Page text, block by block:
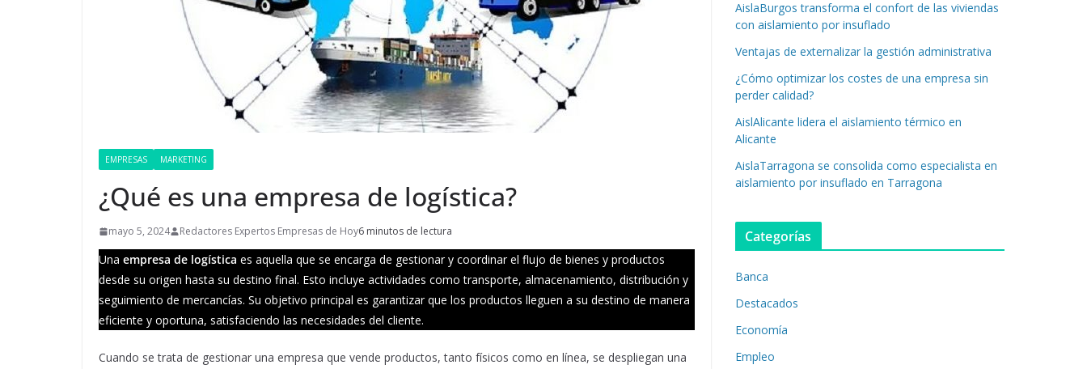
EMPRESAS MARKETING
¿Qué es una empresa de logística?
mayo 5, 2024 Redactores Expertos Empresas de Hoy6 minutos de lectura
Una empresa de logística es aquella que se encarga de gestionar y coordinar el flujo de bienes y productos
desde su origen hasta su destino final. Esto incluye actividades como transporte, almacenamiento, distribución y
seguimiento de mercancías. Su objetivo principal es garantizar que los productos lleguen a su destino de manera
eficiente y oportuna, satisfaciendo las necesidades del cliente.
Cuando se trata de gestionar una empresa que vende productos, tanto físicos como en línea, se despliegan una
AislaBurgos transforma el confort de las viviendas
con aislamiento por insuflado
Ventajas de externalizar la gestión administrativa
¿Cómo optimizar los costes de una empresa sin
perder calidad?
AislAlicante lidera el aislamiento térmico en
Alicante
AislaTarragona se consolida como especialista en
aislamiento por insuflado en Tarragona
Categorías
Banca
Destacados
Economía
Empleo